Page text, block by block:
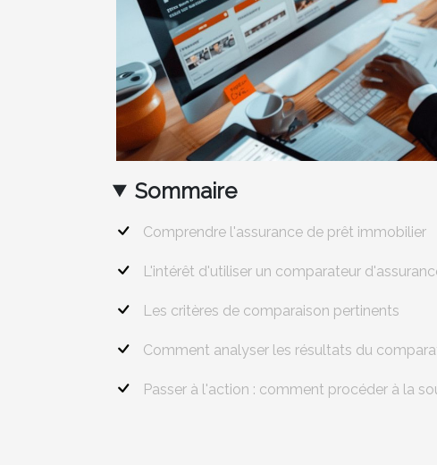
Sommaire
Comprendre l'assurance de prêt immobilier
L'intérêt d'utiliser un comparateur
Les critères de comparaison pertinents
Comment analyser les résultats du
Passer à l'action : comment procéder à la